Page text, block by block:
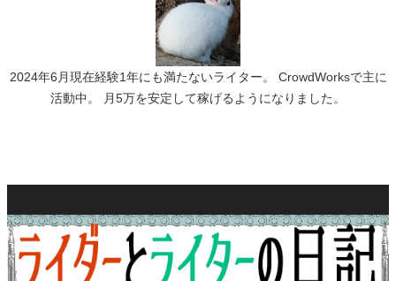
2024年6月現在経験1年にも満たないライター。 CrowdWorksで主に
活動中。 月5万を安定して稼げるようになりました。